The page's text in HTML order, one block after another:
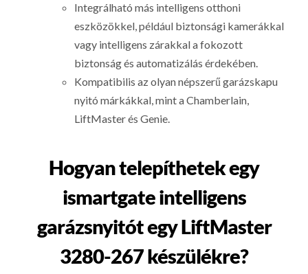
Integrálható más intelligens otthoni
eszközökkel, például biztonsági kamerákkal
vagy intelligens zárakkal a fokozott
biztonság és automatizálás érdekében.
Kompatibilis az olyan népszerű garázskapu
nyitó márkákkal, mint a Chamberlain,
LiftMaster és Genie.
Hogyan telepíthetek egy
ismartgate intelligens
garázsnyitót egy LiftMaster
3280-267 készülékre?